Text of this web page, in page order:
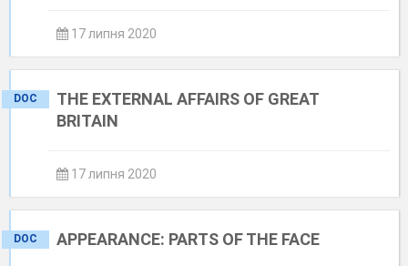
17 липня 2020
DOC
THE EXTERNAL AFFAIRS OF GREAT
BRITAIN
17 липня 2020
DOC APPEARANCE: PARTS OF THE FACE